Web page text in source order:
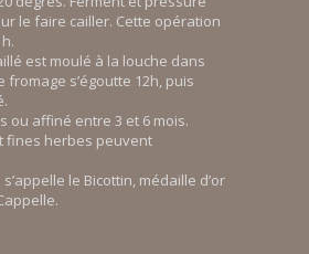
le faire cailler. Cette opération
est moulé à la louche dans
fromage s’égoutte 12h, puis
ou affiné entre 3 et 6 mois.
fines herbes peuvent
le Bicottin, médaille d’or